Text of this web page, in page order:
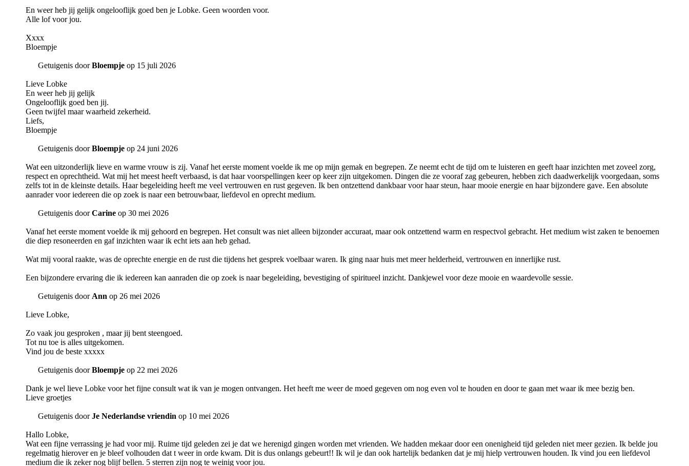
En weer heb jij gelijk ongelooflijk goed ben je Lobke. Geen woorden voor.
Alle lof voor jou.
Xxxx
Bloempje
Getuigenis doorBloempje op 15 juli 2026
Lieve Lobke
En weer heb jij gelijk
Ongelooflijk goed ben jij.
Geen twijfel maar waarheid zekerheid.
Liefs,
Bloempje
Getuigenis doorBloempje op 24 juni 2026
Wat een uitzonderlijk lieve en warme vrouw is zij. Vanaf het eerste moment voelde ik me op mijn gemak en begrepen. Ze neemt echt de tijd om te luisteren en geeft haar inzichten met zoveel zorg,
respect en oprechtheid. Wat mij het meest heeft verbaasd, is dat haar voorspellingen keer op keer zijn uitgekomen. Dingen die ze vooraf zag gebeuren, hebben zich daadwerkelijk voorgedaan, soms
zelfs tot in de kleinste details. Haar begeleiding heeft me veel vertrouwen en rust gegeven. Ik ben ontzettend dankbaar voor haar steun, haar mooie energie en haar bijzondere gave. Een absolute
aanrader voor iedereen die op zoek is naar een betrouwbaar, liefdevol en oprecht medium.
Getuigenis doorCarine op 30 mei 2026
Vanaf het eerste moment voelde ik mij gehoord en begrepen. Het consult was niet alleen bijzonder accuraat, maar ook ontzettend warm en respectvol gebracht. Het medium wist zaken te benoemen
die diep resoneerden en gaf inzichten waar ik echt iets aan heb gehad.
Wat mij vooral raakte, was de oprechte energie en de rust die tijdens het gesprek voelbaar waren. Ik ging naar huis met meer helderheid, vertrouwen en innerlijke rust.
Een bijzondere ervaring die ik iedereen kan aanraden die op zoek is naar begeleiding, bevestiging of spiritueel inzicht. Dankjewel voor deze mooie en waardevolle sessie.
Getuigenis door Ann op 26 mei 2026
Lieve Lobke,
Zo vaak jou gesproken , maar jij bent steengoed.
Tot nu toe is alles uitgekomen.
Vind jou de beste xxxxx
Getuigenis doorBloempje op 22 mei 2026
Dank je wel lieve Lobke voor het fijne consult wat ik van je mogen ontvangen. Het heeft me weer de moed gegeven om nog even vol te houden en door te gaan met waar ik mee bezig ben.
Lieve groetjes
Getuigenis doorJe Nederlandse vriendin op 10 mei 2026
Hallo Lobke,
Wat een fijne verrassing je had voor mij. Ruime tijd geleden zei je dat we herenigd gingen worden met vrienden. We hadden mekaar door een onenigheid tijd geleden niet meer gezien. Ik belde jou
regelmatig hierover en je bleef volhouden dat t weer in orde kwam. Dit is dus onlangs gebeurt!! Ik wil je dan ook hartelijk bedanken dat je mij hielp vertrouwen houden. Ik vind jou een liefdevol
medium die ik zeker nog blijf bellen. 5 sterren zijn nog te weinig voor jou.